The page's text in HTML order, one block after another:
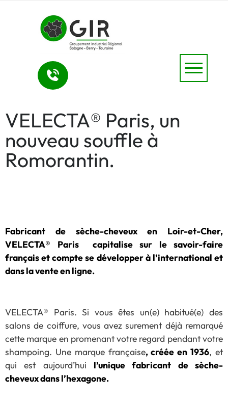
VELECTA® Paris, un
nouveau souffle à
Romorantin.
Fabricant de sèche-cheveux en Loir-et-Cher,
VELECTA® Paris capitalise sur le savoir-faire
français et compte se développer à l’international et
dans la vente en ligne.
VELECTA® Paris. Si vous êtes un(e) habitué(e) des
salons de coiffure, vous avez surement déjà remarqué
cette marque en promenant votre regard pendant votre
shampoing. Une marque française, créée en 1936, et
qui est aujourd’hui l’unique fabricant de sèche-
cheveux dans l’hexagone.